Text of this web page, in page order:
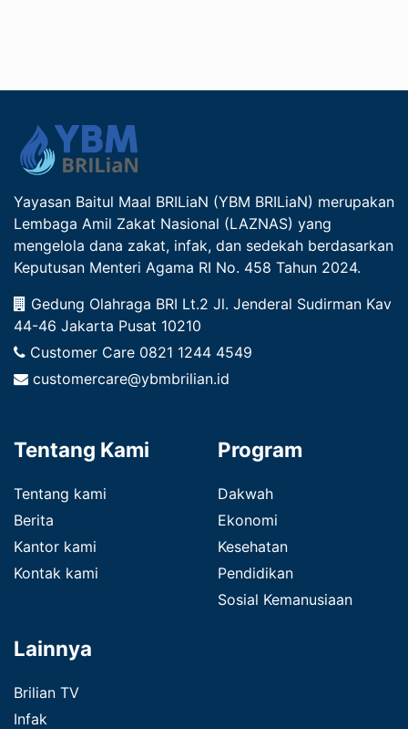
Yayasan Baitul Maal BRILiaN (YBM BRILiaN) merupakan
Lembaga Amil Zakat Nasional (LAZNAS) yang
mengelola dana zakat, infak, dan sedekah berdasarkan
Keputusan Menteri Agama RI No. 458 Tahun 2024.
Gedung Olahraga BRI Lt.2 Jl. Jenderal Sudirman Kav
44-46 Jakarta Pusat 10210
Customer Care 0821 1244 4549
customercare@ybmbrilian.id
Tentang Kami
Tentang kami
Berita
Kantor kami
Kontak kami
Program
Dakwah
Ekonomi
Kesehatan
Pendidikan
Sosial Kemanusiaan
Lainnya
Brilian TV
Infak